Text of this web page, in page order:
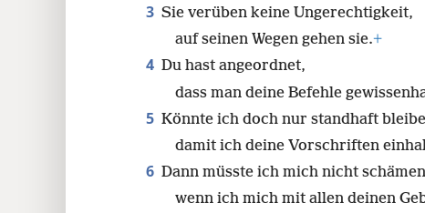
3 Sie verüben keine Ungerechtigkeit,
auf seinen Wegen gehen sie.+
4 Du hast angeordnet,
dass man deine Befehle
5 Könnte ich doch nur standhaft
damit ich deine Vorschriften
6 Dann müsste ich mich nicht
wenn ich mich mit allen deinen